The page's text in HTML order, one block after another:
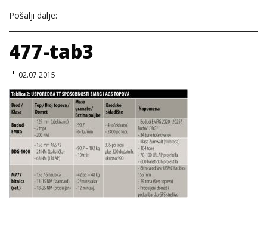
Pošalji dalje:
477-tab3
02.07.2015